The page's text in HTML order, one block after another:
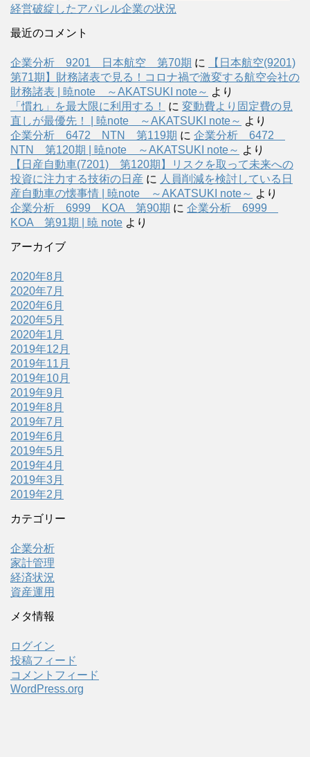
経営破綻したアパレル企業の状況
最近のコメント
企業分析 9201 日本航空 第70期 に
【日本航空(9201)
第71期】財務諸表で見る！コロナ禍で激変する航空会社の
財務諸表 | 暁note ～AKATSUKI note～ より
「慣れ」を最大限に利用する！
に 変動費より固定費の見
直しが最優先！ | 暁note ～AKATSUKI note～ より
企業分析 6472 NTN 第119期 に 企業分析 6472
NTN 第120期 | 暁note ～AKATSUKI note～ より
【日産自動車(7201) 第120期】リスクを取って未来への
投資に注力する技術の日産 に 人員削減を検討している日
産自動車の懐事情 | 暁note ～AKATSUKI note～ より
企業分析 6999 KOA 第90期 に 企業分析 6999
KOA 第91期 | 暁 note より
アーカイブ
2020年8月
2020年7月
2020年6月
2020年5月
2020年1月
2019年12月
2019年11月
2019年10月
2019年9月
2019年8月
2019年7月
2019年6月
2019年5月
2019年4月
2019年3月
2019年2月
カテゴリー
企業分析
家計管理
経済状況
資産運用
メタ情報
ログイン
投稿フィード
コメントフィード
WordPress.org